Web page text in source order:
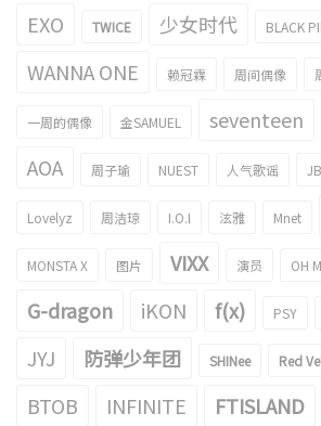
EXO TWICE 少女时代 BLACK
WANNA ONE 赖冠霖 周间偶像
一周的偶像 金SAMUEL seventeen
AOA 周子瑜 NUEST 人气歌谣
Lovelyz 周洁琼 I.O.I 泫雅 Mnet
MONSTA X 图片 VIXX 演员 OH
G-dragon iKON f(x) PSY
JYJ 防弹少年团 SHINee Red
BTOB INFINITE FTISLAND